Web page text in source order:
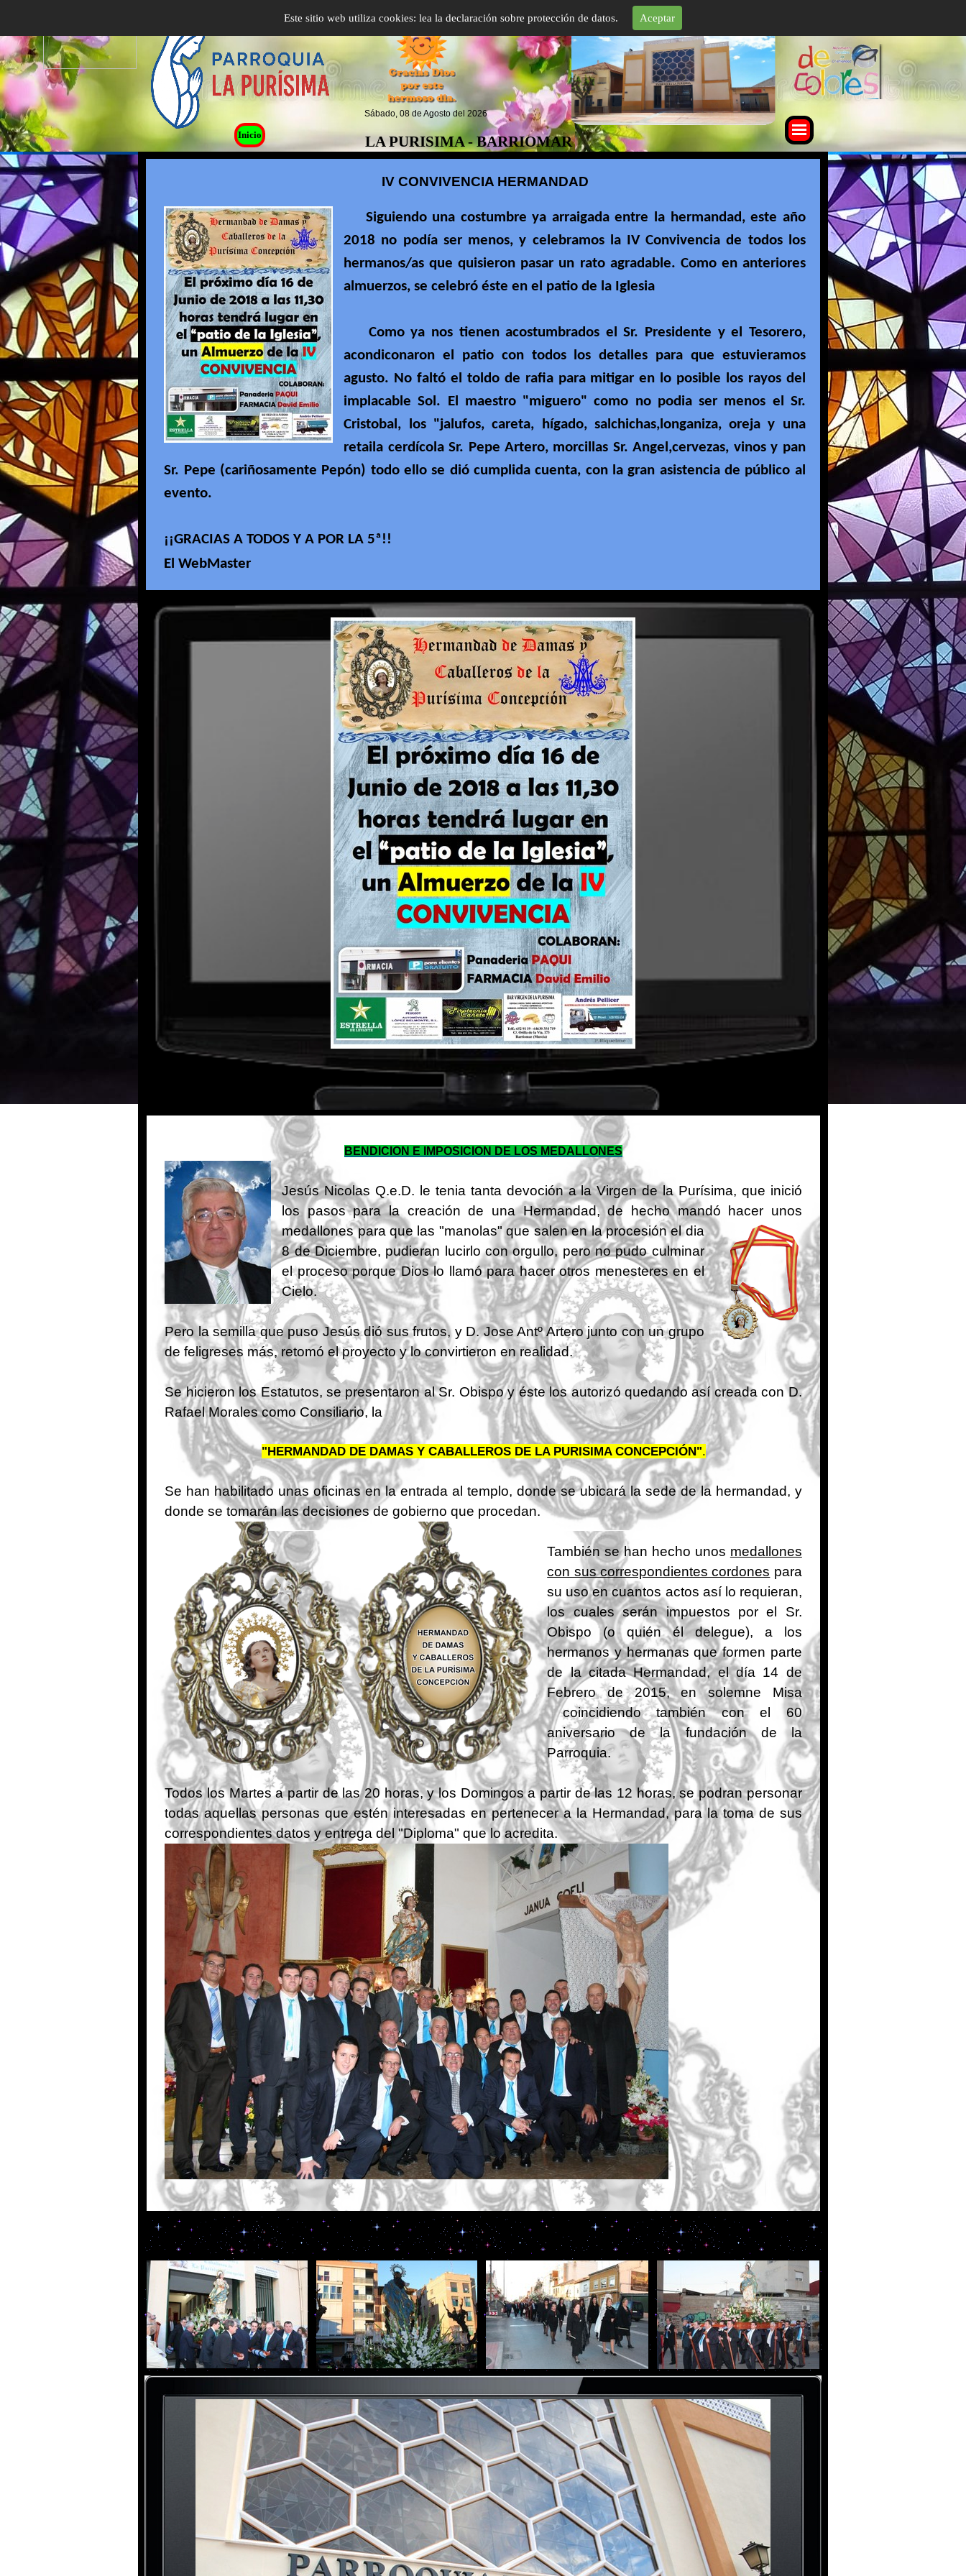
Este sitio web utiliza cookies: lea la declaración sobre protección de datos. Aceptar
Sábado, 08 de Agosto del 2026
LA PURISIMA - BARRIOMAR
Inicio
IV CONVIVENCIA HERMANDAD
Siguiendo una costumbre ya arraigada entre la hermandad, este año
2018 no podía ser menos, y celebramos la IV Convivencia de todos los
hermanos/as que quisieron pasar un rato agradable. Como en anteriores
almuerzos, se celebró éste en el patio de la Iglesia
Como ya nos tienen acostumbrados el Sr. Presidente y el Tesorero,
acondiconaron el patio con todos los detalles para que estuvieramos
agusto. No faltó el toldo de rafia para mitigar en lo posible los rayos del
implacable Sol. El maestro "miguero" como no podia ser menos el Sr.
Cristobal, los "jalufos, careta, hígado, salchichas,longaniza, oreja y una
retaila cerdícola Sr. Pepe Artero, morcillas Sr. Angel,cervezas, vinos y pan
Sr. Pepe (cariñosamente Pepón) todo ello se dió cumplida cuenta, con la gran asistencia de público al
evento.
¡¡GRACIAS A TODOS Y A POR LA 5ª!!
El WebMaster
BENDICION E IMPOSICION DE LOS MEDALLONES
Jesús Nicolas Q.e.D. le tenia tanta devoción a la Virgen de la Purísima, que inició
los pasos para la creación de una Hermandad, de hecho mandó hacer unos
medallonespara que las "manolas" que salen en la procesión el dia
8 de Diciembre, pudieran lucirlo con orgullo, pero no pudo culminar
el proceso porque Dios lo llamó para hacer otros menesteres en el
Cielo.
Pero la semilla que puso Jesús dió sus frutos, y D. Jose Antº Artero junto con un grupo
de feligreses más, retomó el proyecto y lo convirtieron en realidad.
Se hicieron los Estatutos, se presentaron al Sr. Obispo y éste los autorizó quedando así creada con D.
Rafael Morales como Consiliario, la
"HERMANDAD DE DAMAS Y CABALLEROS DE LA PURISIMA CONCEPCIÓN".
Se han habilitado unas oficinas en la entrada al templo, donde se ubicará la sede de la hermandad, y
donde se tomarán las decisiones de gobierno que procedan.
También se han hecho unos medallones
con sus correspondientes cordones para
su uso en cuantos actos así lo requieran,
los cuales serán impuestos por el Sr.
Obispo (o quién él delegue), a los
hermanos y hermanas que formen parte
de la citada Hermandad, el día 14 de
Febrero de 2015, en solemne Misa
coincidiendo también con el 60
aniversario de la fundación de la
Parroquia.
Todos los Martes a partir de las 20 horas, y los Domingos a partir de las 12 horas, se podran personar
todas aquellas personas que estén interesadas en pertenecer a la Hermandad, para la toma de sus
correspondientes datos y entrega del "Diploma" que lo acredita.
BENDICION E IMPOSICION DE LOS MEDALLONES